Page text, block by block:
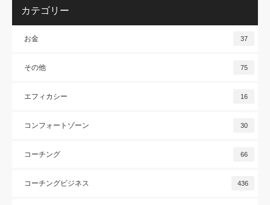
カテゴリー
お金 37
その他 75
エフィカシー 16
コンフォートゾーン 30
コーチング 66
コーチングビジネス 436